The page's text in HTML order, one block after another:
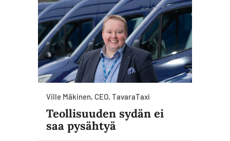
Ville Mäkinen, CEO, TavaraTaxi
Teollisuuden sydän ei
saa pysähtyä